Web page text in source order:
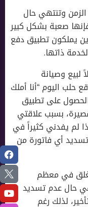
وتنتهي حال
صعبة بشكل كبير
يملكون تطبيق دفع
ذاتها.
محلاً لبيع وصيانة
اليوم “أنا أملك
على تطبيق
بسبب علاقتي
لم يفدني كثيراً في
أي فاتورة من
في معظم
حال عدم تسديد
لذلك رغم